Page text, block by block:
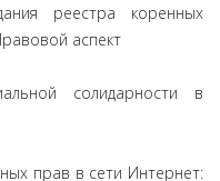
реестра коренных
аспект
солидарности в
прав в сети Интернет: